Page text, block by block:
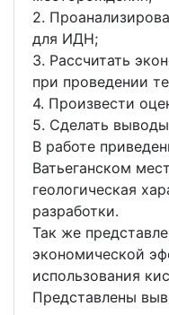
2.
для ИДН;
3. Рассчитать
при проведении
4. Произвести
5. Сделать
В работе
Ватьеганском
геологическая
разработки.
Так же
экономической
использования
Представлены